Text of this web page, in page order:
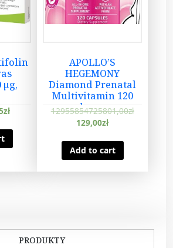
µg,
zł
APOLLO’S
HEGEMONY
Diamond Prenatal
Multivitamin 120
kaps.
12955854725801,00zł
129,00zł
Add to cart
PRODUKTY